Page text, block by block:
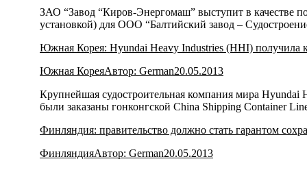
ЗАО “Завод “Киров-Энергомаш” выступит в качестве
установкой) для ООО “Балтийский завод –
Южная Корея: Hyundai Heavy Industries (HHI) получила
Южная КореяАвтор: German20.05.2013
Крупнейшая судостроительная компания мира Hyundai
были заказаны гонконгской China Shipping Container
Финляндия: правительство должно стать гарантом
ФинляндияАвтор: German20.05.2013